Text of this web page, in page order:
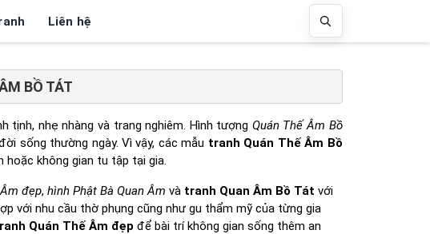
Liên hệ
BỒ TÁT
tịnh, nhẹ nhàng và trang nghiêm. Hình tượng Quán Thế Âm Bồ
sống thường ngày. Vì vậy, các mẫu tranh Quán Thế Âm Bồ
không gian tu tập tại gia.
đẹp, hình Phật Bà Quan Âm và tranh Quan Âm Bồ Tát với
với nhu cầu thờ phụng cũng như gu thẩm mỹ của từng gia
Quán Thế Âm đẹp để bài trí không gian sống thêm an